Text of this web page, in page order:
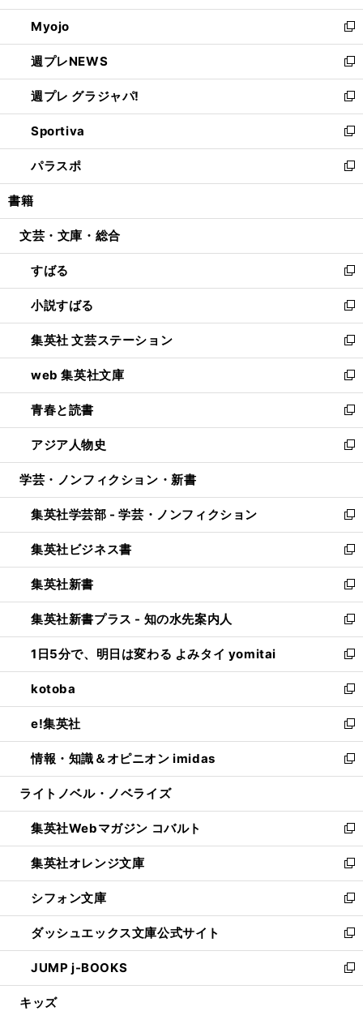
開
く
ウ
で
開
く
ン
ド
ウ
で
開
く
ウ
ィ
ン
ド
ウ
で
開
く
Myojo
新
し
い
ウ
ィ
ン
ド
ウ
で
開
週プレNEWS
新
し
い
ウ
ィ
ン
ド
ウ
開
週プレ グラジャパ!
新
し
い
ウ
ィ
ン
ウ
開
く
Sportiva
新
し
い
ウ
ン
ウ
で
開
く
パラスポ
新
し
ウ
ン
ド
ウ
で
開
く
書籍
文芸・文庫・総合
すばる
新
し
い
ウ
ィ
ン
ド
ウ
で
開
く
小説すばる
新
し
い
ウ
ィ
ン
ド
ウ
で
開
集英社 文芸ステーション
新
し
い
ウ
ィ
ン
ド
ウ
開
く
web 集英社文庫
新
し
い
ウ
ィ
ン
ウ
で
開
く
青春と読書
新
し
い
ウ
ン
ド
ウ
で
開
く
アジア人物史
新
し
ウ
ィ
ン
ド
ウ
で
開
く
学芸・ノンフィクション・新書
集英社学芸部 - 学芸・ノンフィクション
新
し
い
ウ
ィ
ン
ド
ウ
で
開
く
集英社ビジネス書
新
し
い
ウ
ィ
ン
ド
ウ
で
開
く
集英社新書
新
し
い
ウ
ィ
ン
ド
ウ
で
開
く
集英社新書プラス - 知の水先案内人
新
し
い
ウ
ィ
ン
ド
ウ
で
開
1日5分で、明日は変わる よみタイ yomitai
新
し
い
ウ
ィ
ン
ド
ウ
開
く
kotoba
新
し
い
ウ
ィ
ン
ウ
で
開
く
e!集英社
新
し
い
ウ
ン
ド
ウ
で
開
く
情報・知識＆オピニオン imidas
新
し
ウ
ィ
ン
ド
ウ
で
開
く
ライトノベル・ノベライズ
集英社Webマガジン コバルト
新
し
い
ウ
ィ
ン
ド
ウ
で
開
集英社オレンジ文庫
新
し
い
ウ
ィ
ン
ド
ウ
シフォン文庫
新
し
い
ウ
ィ
ン
ダッシュエックス文庫公式サイト
新
し
い
ウ
JUMP j-BOOKS
新
し
キッズ